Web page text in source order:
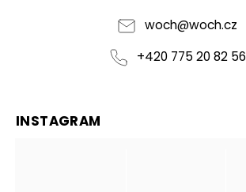
woch@woch.cz
+420 775 20 82 56
INSTAGRAM